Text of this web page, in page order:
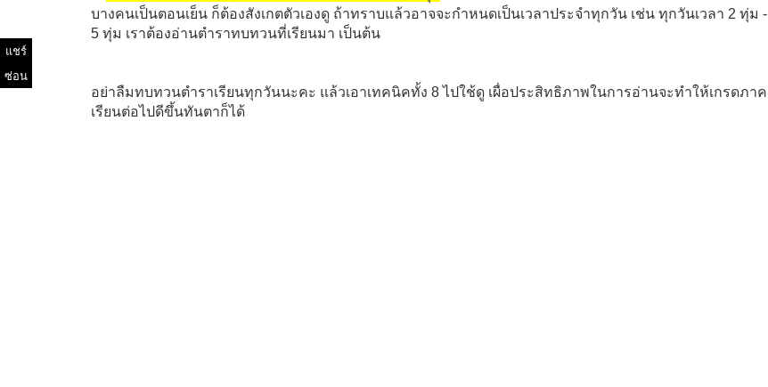
บางคนเป็นตอนเย็น ก็ต้องสังเกตตัวเองดู ถ้าทราบแล้วอาจจะกำหนดเป็นเวลาประจำทุกวัน เช่น ทุกวันเวลา 2 ทุ่ม -
5 ทุ่ม เราต้องอ่านตำราทบทวนที่เรียนมา เป็นต้น
อย่าลืมทบทวนตำราเรียนทุกวันนะคะ แล้วเอาเทคนิคทั้ง 8 ไปใช้ดู เผื่อประสิทธิภาพในการอ่านจะทำให้เกรดภาค
เรียนต่อไปดีขึ้นทันตาก็ได้
แชร์
ซ่อน